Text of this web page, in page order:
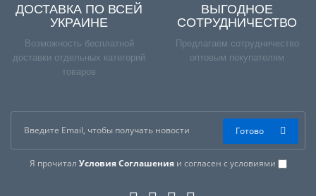
ДОСТАВКА ПО ВСЕЙ
УКРАИНЕ
Возможность бесплатной
доставки отдельных категорий
товаров
ВЫГОДНОЕ
СОТРУДНИЧЕСТВО
Предлагаем сотрудничество
оптовым покупателям
Я прочитал Условия Соглашенияи согласен с условиями
Готово